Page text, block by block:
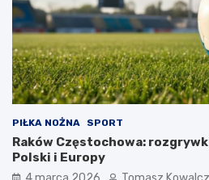
PIŁKA NOŻNA SPORT
Raków Częstochowa:
Polski i Europy